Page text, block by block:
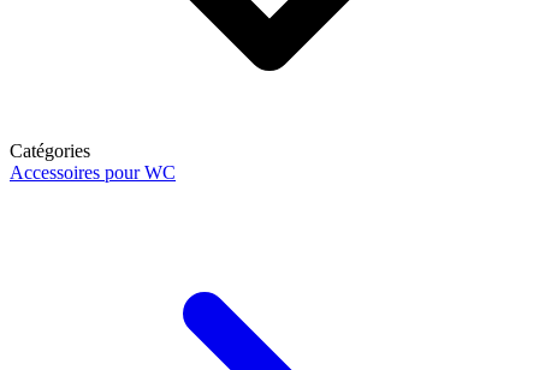
Catégories
Accessoires pour WC